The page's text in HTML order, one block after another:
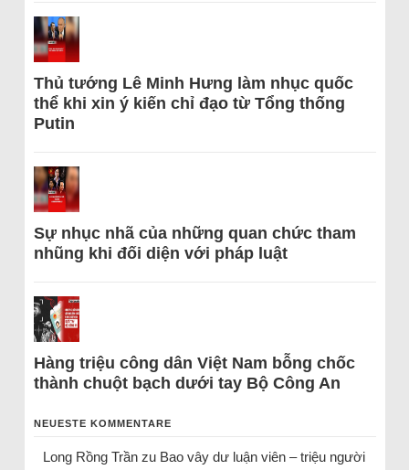
Thủ tướng Lê Minh Hưng làm nhục quốc
thể khi xin ý kiến chỉ đạo từ Tổng thống
Putin
Sự nhục nhã của những quan chức tham
nhũng khi đối diện với pháp luật
Hàng triệu công dân Việt Nam bỗng chốc
thành chuột bạch dưới tay Bộ Công An
NEUESTE KOMMENTARE
Long Rồng Trầnzu Bao vây dư luận viên – triệu người